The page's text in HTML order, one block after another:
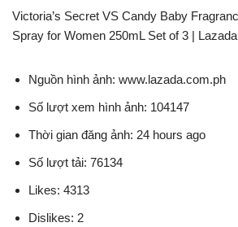
Victoria’s Secret VS Candy Baby
Spray for Women 250mL Set of 3 |
Nguồn hình ảnh: www.lazada.com.ph
Số lượt xem hình ảnh: 104147
Thời gian đăng ảnh: 24 hours ago
Số lượt tải: 76134
Likes: 4313
Dislikes: 2